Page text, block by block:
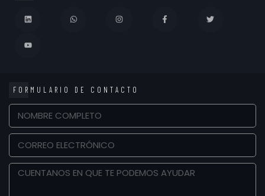
FORMULARIO DE CONTACTO